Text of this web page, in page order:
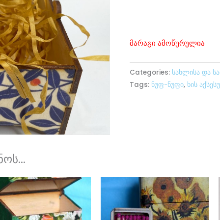
მარაგი ამოწურულია
Categories: სახლისა და
Tags: ნუფ-ნუფი, ხის